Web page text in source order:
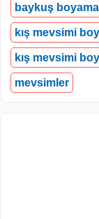
baykuş
kış mevsimi
kış mevsimi
mevsimler